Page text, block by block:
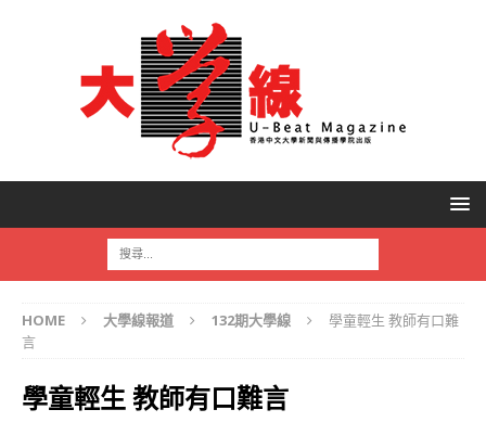
HOME 大學線報道 132期大學線
學童輕生 教師有口難
言
學童輕生 教師有口難言